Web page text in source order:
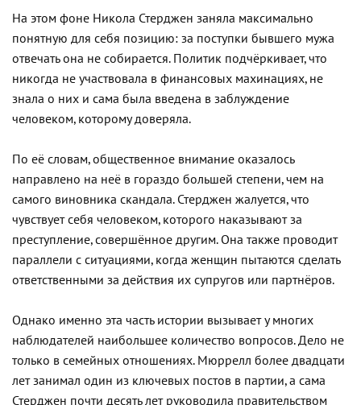
На этом фоне Никола Стерджен заняла максимально
понятную для себя позицию: за поступки бывшего мужа
отвечать она не собирается. Политик подчёркивает, что
никогда не участвовала в финансовых махинациях, не
знала о них и сама была введена в заблуждение
человеком, которому доверяла.
По её словам, общественное внимание оказалось
направлено на неё в гораздо большей степени, чем на
самого виновника скандала. Стерджен жалуется, что
чувствует себя человеком, которого наказывают за
преступление, совершённое другим. Она также проводит
параллели с ситуациями, когда женщин пытаются сделать
ответственными за действия их супругов или партнёров.
Однако именно эта часть истории вызывает у многих
наблюдателей наибольшее количество вопросов. Дело не
только в семейных отношениях. Мюррелл более двадцати
лет занимал один из ключевых постов в партии, а сама
Стерджен почти десять лет руководила правительством